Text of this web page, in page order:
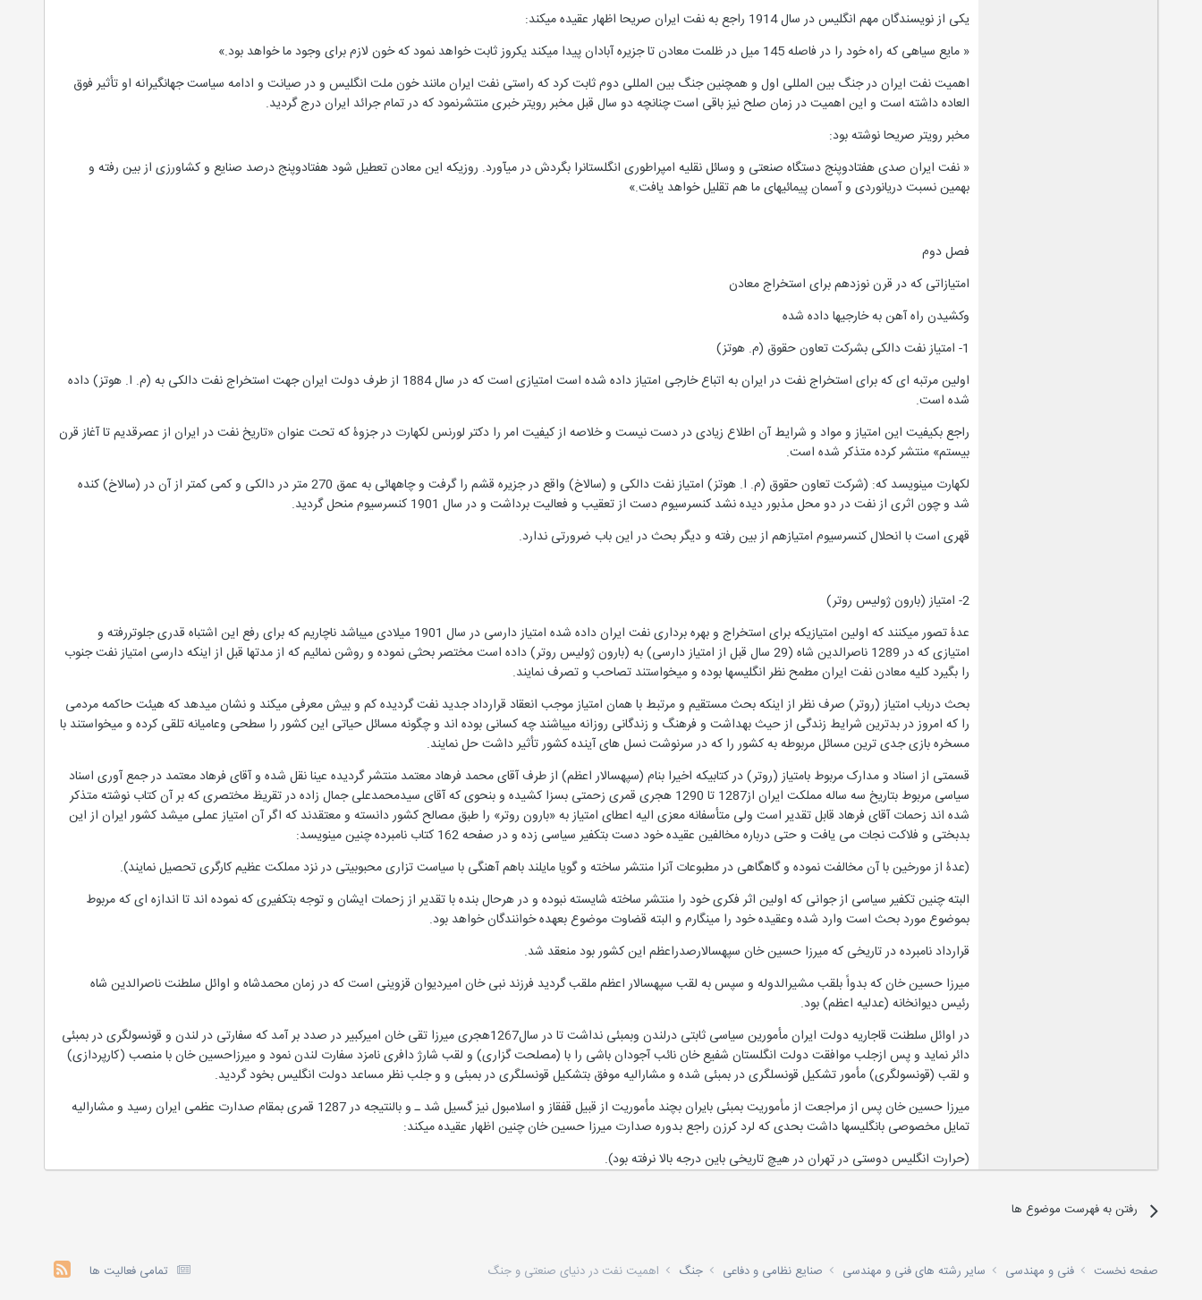
یکی از نویسندگان مهم انگلیس در سال 1914 راجع به نفت ایران صریحا اظهار عقیده میکند:
« مایع سیاهی که راه خود را در فاصله 145 میل در ظلمت معادن تا جزیره آبادان پیدا میکند یکروز ثابت خواهد نمود که خون لازم برای وجود ما خواهد بود.»
اهمیت نفت ایران در جنگ بین المللی اول و همچنین جنگ بین المللی دوم ثابت کرد که راستی نفت ایران مانند خون ملت انگلیس و در صیانت و ادامه سیاست جهانگیرانه او تأثیر فوق
العاده داشته است و این اهمیت در زمان صلح نیز باقی است چنانچه دو سال قبل مخبر رویتر خبری منتشرنمود که در تمام جرائد ایران درج گردید.
مخبر رویتر صریحا نوشته بود:
« نفت ایران صدی هفتادوپنج دستگاه صنعتی و وسائل نقلیه امپراطوری انگلستانرا بگردش در میآورد. روزیکه این معادن تعطیل شود هفتادوپنج درصد صنایع و کشاورزی از بین رفته و
بهمین نسبت دریانوردی و آسمان پیمائیهای ما هم تقلیل خواهد یافت.»
فصل دوم
امتیازاتی که در قرن نوزدهم برای استخراج معادن
وکشیدن راه آهن به خارجیها داده شده
1- امتیاز نفت دالکی بشرکت تعاون حقوق (م. هوتز)
اولین مرتبه ای که برای استخراج نفت در ایران به اتباع خارجی امتیاز داده شده است امتیازی است که در سال 1884 از طرف دولت ایران جهت استخراج نفت دالکی به (م. ا. هوتز) داده
شده است.
راجع بکیفیت این امتیاز و مواد و شرایط آن اطلاع زیادی در دست نیست و خلاصه از کیفیت امر را دکتر لورنس لکهارت در جزوۀ که تحت عنوان «تاریخ نفت در ایران از عصرقدیم تا آغاز قرن
بیستم» منتشر کرده متذکر شده است.
لکهارت مینویسد که: (شرکت تعاون حقوق (م. ا. هوتز) امتیاز نفت دالکی و (سالاخ) واقع در جزیره قشم را گرفت و چاههائی به عمق 270 متر در دالکی و کمی کمتر از آن در (سالاخ) کنده
شد و چون اثری از نفت در دو محل مذبور دیده نشد کنسرسیوم دست از تعقیب و فعالیت برداشت و در سال 1901 کنسرسیوم منحل گردید.
قهری است با انحلال کنسرسیوم امتیازهم از بین رفته و دیگر بحث در این باب ضرورتی ندارد.
2- امتیاز (بارون ژولیس روتر)
عدۀ تصور میکنند که اولین امتیازیکه برای استخراج و بهره برداری نفت ایران داده شده امتیاز دارسی در سال 1901 میلادی میباشد ناچاریم که برای رفع این اشتباه قدری جلوتررفته و
امتیازی که در 1289 ناصرالدین شاه (29 سال قبل از امتیاز دارسی) به (بارون ژولیس روتر) داده است مختصر بحثی نموده و روشن نمائیم که از مدتها قبل از اینکه دارسی امتیاز نفت جنوب
را بگیرد کلیه معادن نفت ایران مطمح نظر انگلیسها بوده و میخواستند تصاحب و تصرف نمایند.
بحث درباب امتیاز (روتر) صرف نظر از اینکه بحث مستقیم و مرتبط با همان امتیاز موجب انعقاد قرارداد جدید نفت گردیده کم و بیش معرفی میکند و نشان میدهد که هیئت حاکمه مردمی
را که امروز در بدترین شرایط زندگی از حیث بهداشت و فرهنگ و زندگانی روزانه میباشند چه کسانی بوده اند و چگونه مسائل حیاتی این کشور را سطحی وعامیانه تلقی کرده و میخواستند با
مسخره بازی جدی ترین مسائل مربوطه به کشور را که در سرنوشت نسل های آینده کشور تأثیر داشت حل نمایند.
قسمتی از اسناد و مدارک مربوط بامتیاز (روتر) در کتابیکه اخیرا بنام (سپهسالار اعظم) از طرف آقای محمد فرهاد معتمد منتشر گردیده عینا نقل شده و آقای فرهاد معتمد در جمع آوری اسناد
سیاسی مربوط بتاریخ سه ساله مملکت ایران از1287 تا 1290 هجری قمری زحمتی بسزا کشیده و بنحوی که آقای سیدمحمدعلی جمال زاده در تقریظ مختصری که بر آن کتاب نوشته متذکر
شده اند زحمات آقای فرهاد قابل تقدیر است ولی متأسفانه معزی الیه اعطای امتیاز به «بارون روتر» را طبق مصالح کشور دانسته و معتقدند که اگر آن امتیاز عملی میشد کشور ایران از این
بدبختی و فلاکت نجات می یافت و حتی درباره مخالفین عقیده خود دست بتکفیر سیاسی زده و در صفحه 162 کتاب نامبرده چنین مینویسد:
(عدۀ از مورخین با آن مخالفت نموده و گاهگاهی در مطبوعات آنرا منتشر ساخته و گویا مایلند باهم آهنگی با سیاست تزاری محبوبیتی در نزد مملکت عظیم کارگری تحصیل نمایند).
البته چنین تکفیر سیاسی از جوانی که اولین اثر فکری خود را منتشر ساخته شایسته نبوده و در هرحال بنده با تقدیر از زحمات ایشان و توجه بتکفیری که نموده اند تا اندازه ای که مربوط
بموضوع مورد بحث است وارد شده وعقیده خود را مینگارم و البته قضاوت موضوع بعهده خوانندگان خواهد بود.
قرارداد نامبرده در تاریخی که میرزا حسین خان سپهسالارصدراعظم این کشور بود منعقد شد.
میرزا حسین خان که بدواً بلقب مشیرالدوله و سپس به لقب سپهسالار اعظم ملقب گردید فرزند نبی خان امیردیوان قزوینی است که در زمان محمدشاه و اوائل سلطنت ناصرالدین شاه
رئیس دیوانخانه (عدلیه اعظم) بود.
در اوائل سلطنت قاجاریه دولت ایران مأمورین سیاسی ثابتی درلندن وبمبئی نداشت تا در سال1267هجری میرزا تقی خان امیرکبیر در صدد بر آمد که سفارتی در لندن و قونسولگری در بمبئی
دائر نماید و پس ازجلب موافقت دولت انگلستان شفیع خان نائب آجودان باشی را با (مصلحت گزاری) و لقب شارژ دافری نامزد سفارت لندن نمود و میرزاحسین خان با منصب (کارپردازی)
و لقب (قونسولگری) مأمور تشکیل قونسلگری در بمبئی شده و مشارالیه موفق بتشکیل قونسلگری در بمبئی و و جلب نظر مساعد دولت انگلیس بخود گردید.
میرزا حسین خان پس از مراجعت از مأموریت بمبئی بایران بچند مأموریت از قبیل قفقاز و اسلامبول نیز گسیل شد ـ و بالنتیجه در 1287 قمری بمقام صدارت عظمی ایران رسید و مشارالیه
تمایل مخصوصی بانگلیسها داشت بحدی که لرد کرزن راجع بدوره صدارت میرزا حسین خان چنین اظهار عقیده میکند:
(حرارت انگلیس دوستی در تهران در هیچ تاریخی باین درجه بالا نرفته بود).
رفتن به فهرست موضوع ها
تمامی فعالیت ها صفحه نخست فنی و مهندسی سایر رشته های فنی و مهندسی صنایع نظامی و دفاعی جنگ اهمیت نفت در دنیای صنعتی و جنگ